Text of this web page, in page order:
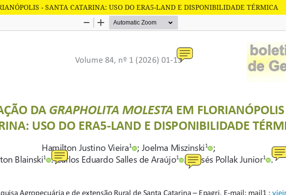
- SANTA CATARINA: USO DO ERA5-LAND E DISPONIBILIDADE TÉRMICA